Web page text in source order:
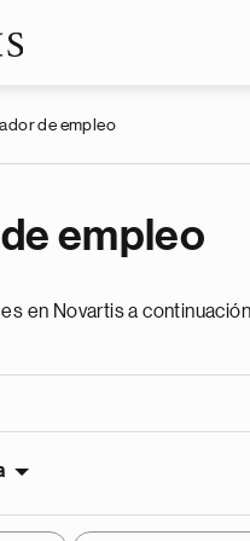
de empleo
empleo
en Novartis a